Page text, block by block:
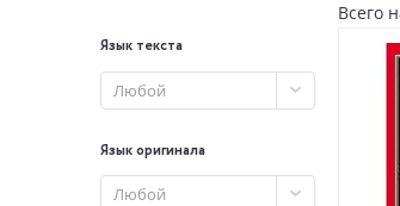
Язык текста
Любой
Язык оригинала
Любой
Всего